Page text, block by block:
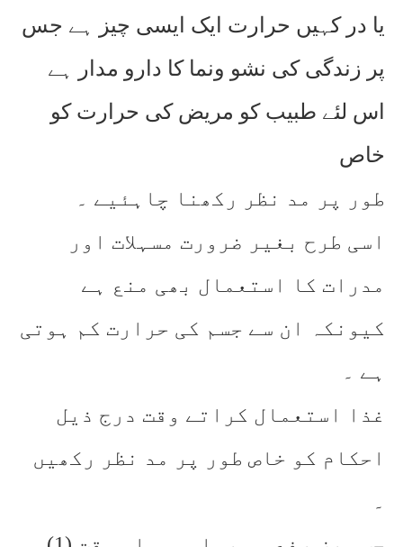
یا در کہیں حرارت ایک ایسی چیز ہے جس
پر زندگی کی نشو ونما کا دارو مدار ہے
اس لئے طبیب کو مریض کی حرارت کو
خاص
طور پر مد نظر رکھنا چاہئیے ۔
اسی طرح بغیر ضرورت مسہلات اور
مدرات کا استعمال بھی منع ہے
کیونکہ ان سے جسم کی حرارت کم ہوتی
ہے ۔
غذا استعمال کراتے وقت درج ذیل
احکام کو خاص طور پر مد نظر رکھیں
۔